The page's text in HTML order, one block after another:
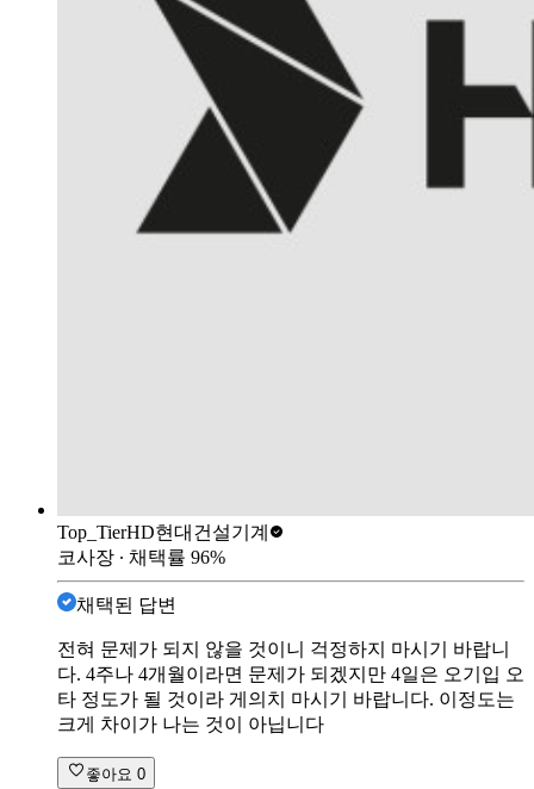
Top_TierHD현대건설기계
코사장 ∙ 채택률 96%
채택된 답변
전혀 문제가 되지 않을 것이니 걱정하지 마시기 바랍니
다. 4주나 4개월이라면 문제가 되겠지만 4일은 오기입 오
타 정도가 될 것이라 게의치 마시기 바랍니다. 이정도는
크게 차이가 나는 것이 아닙니다
좋아요 0